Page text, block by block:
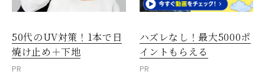
50代のUV対策！1本で日
焼け止め＋下地
PR
ハズレなし！最大5000ポ
イントもらえる
PR